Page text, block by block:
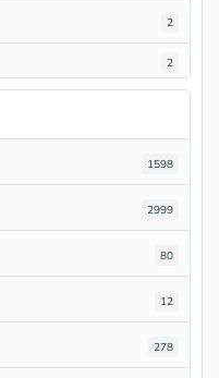
2
2
1598
2999
80
12
278